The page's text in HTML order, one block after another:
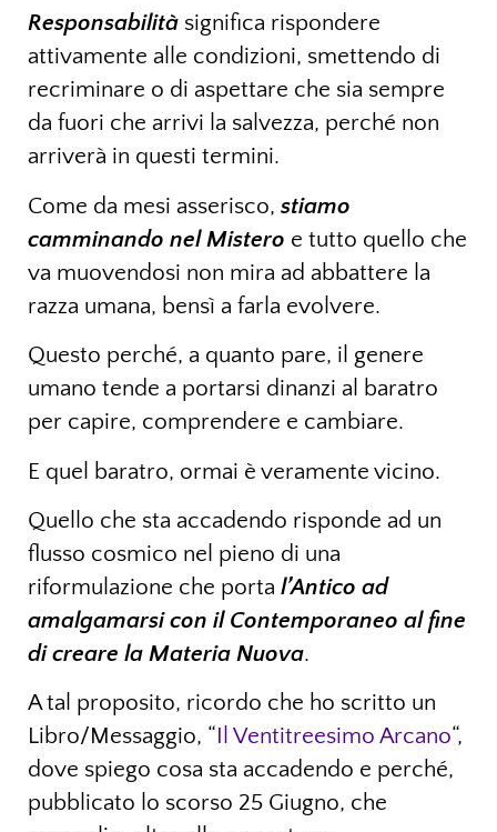
Responsabilità significa rispondere
attivamente alle condizioni, smettendo di
recriminare o di aspettare che sia sempre
da fuori che arrivi la salvezza, perché non
arriverà in questi termini.
Come da mesi asserisco, stiamo
camminando nel Mistero e tutto quello che
va muovendosi non mira ad abbattere la
razza umana, bensì a farla evolvere.
Questo perché, a quanto pare, il genere
umano tende a portarsi dinanzi al baratro
per capire, comprendere e cambiare.
E quel baratro, ormai è veramente vicino.
Quello che sta accadendo risponde ad un
flusso cosmico nel pieno di una
riformulazione che porta l’Antico ad
amalgamarsi con il Contemporaneo al fine
di creare la Materia Nuova.
A tal proposito, ricordo che ho scritto un
Libro/Messaggio, “Il Ventitreesimo Arcano“,
dove spiego cosa sta accadendo e perché,
pubblicato lo scorso 25 Giugno, che